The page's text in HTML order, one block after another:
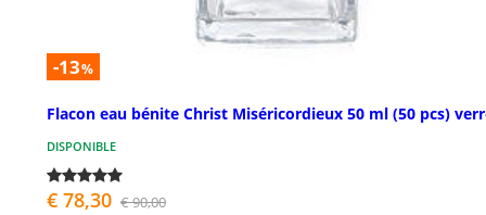
-13%
Flacon eau bénite Christ Miséricordieux 50 ml (50 pcs)
DISPONIBLE
€ 78,30 € 90,00